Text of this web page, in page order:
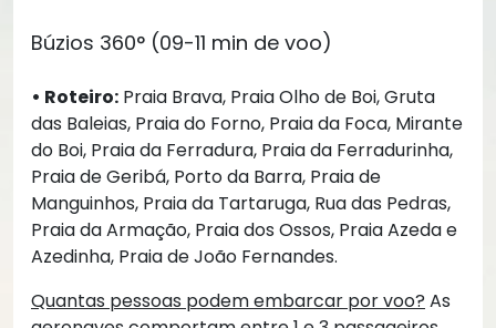
Búzios 360° (09-11 min de voo)
• Roteiro: Praia Brava, Praia Olho de Boi, Gruta
das Baleias, Praia do Forno, Praia da Foca, Mirante
do Boi, Praia da Ferradura, Praia da Ferradurinha,
Praia de Geribá, Porto da Barra, Praia de
Manguinhos, Praia da Tartaruga, Rua das Pedras,
Praia da Armação, Praia dos Ossos, Praia Azeda e
Azedinha, Praia de João Fernandes.
Quantas pessoas podem embarcar por voo? As